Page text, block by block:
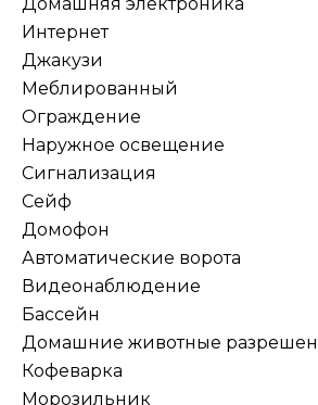
Интернет
Джакузи
Меблированный
Ограждение
Наружное освещение
Сигнализация
Сейф
Домофон
Автоматические ворота
Видеонаблюдение
Бассейн
Домашние животные
Кофеварка
Морозильник